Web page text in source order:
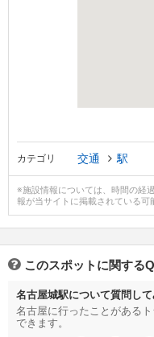
カテゴリ 交通 駅
※施設情報については、時間の経
報が当サイトに掲載されている可
このスポットに関する
名古屋城駅について質問して
名古屋に行ったことがある
できます。